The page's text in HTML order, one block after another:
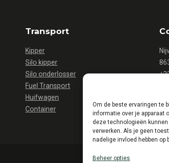
Om de beste ervaringen te
informatie over je apparaat
deze technologieën
verwerken. Als je geen
nadelige invloed hebben
Beheer opties
Transport
Kipper
Silo kipper
Silo onderlosser
Fuel Transport
Huifwagen
Container